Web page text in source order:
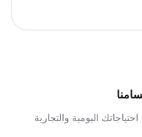
اليومية والتجارية